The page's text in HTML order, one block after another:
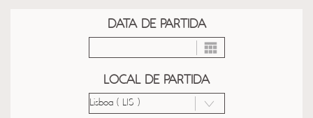
DATA DE PARTIDA
LOCAL DE PARTIDA